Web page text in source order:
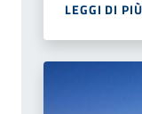
LEGGI DI PIÙ